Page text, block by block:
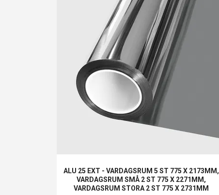
ALU 25 EXT - VARDAGSRUM 5 ST 775 X 2173MM,
VARDAGSRUM SMÅ 2 ST 775 X 2271MM,
VARDAGSRUM STORA 2 ST 775 X 2731MM